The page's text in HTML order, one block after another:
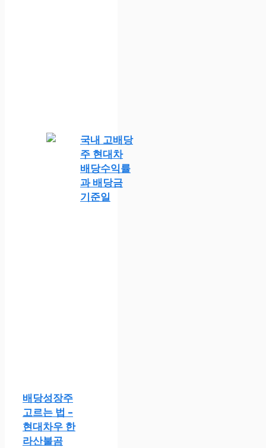
국내 고배당
주 현대차
배당수익률
과 배당금
기준일
배당성장주
고르는 법 –
현대차우 한
라산불곰